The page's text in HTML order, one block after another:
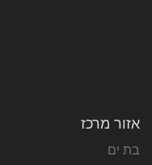
אזור מרכז
בת ים